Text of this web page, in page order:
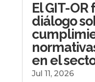
El GIT-
diálogo
en el
Jul 11, 2026